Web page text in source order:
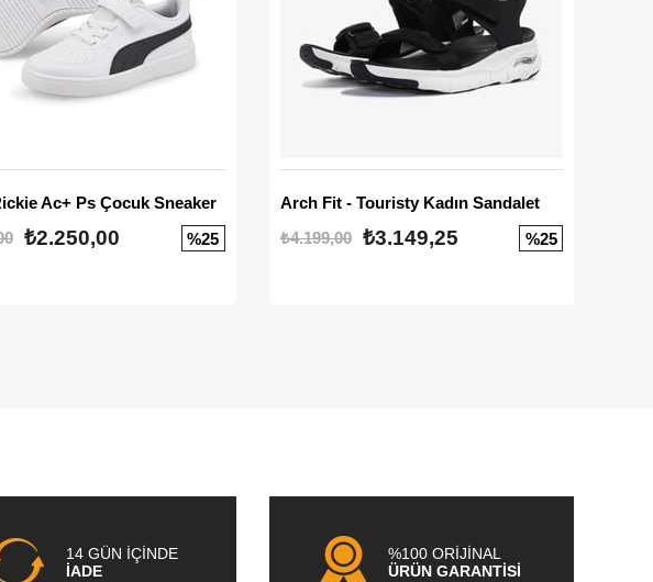
Ac+ Ps Çocuk Sneaker
₺2.250,00 %25
Arch Fit - Touristy Kadın Sandalet
₺4.199,00
₺3.149,25 %25
14 GÜN İÇİNDE
İADE
%100 ORİJİNAL
ÜRÜN GARANTİSİ